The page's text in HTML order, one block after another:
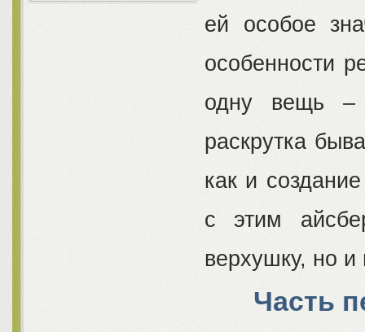
ей особое
особенности
одну вещь –
раскрутка
как и
с этим
верхушку, но
Часть